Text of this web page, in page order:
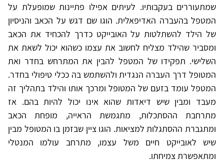
שמתעוררים בעקבותיו. לעיתים אפילו פתיינות שמופעלת על
המטפל בהעברה האדיפאלית. הוגו שם דגש על הכאב והניסיון
של הילד להשתלטות על האובייקט כדרך להכחיד את הכאב
ומסביר שהילד מצליח לחשוב את עצמו כשהוא יכול לשאת את
השלישי. תפקידו של המטפל להבין את המתרחש בחדר ואת
המטופל דרך העברה הנגדית ולהשתמש בה ככלי טיפולי בחדר.
המטפל עומד בזעם של המטופל ומרכך אותו והילד בתהליך זה
מעבד ומבין שיש דיאדות שהוא אינו יכול להיות בהם. אז
מתרחבת ההסתכלות, מתגמשת הראייה, מופחת הכאב
ומתגברת ההסתגלות למציאות. הוגו ציין שבזמן בו המטופל מבין
שיש לאובייקט חיים משל עצמו, מתרחב עולמו המנטלי
ומתאפשרת צמיחתו.